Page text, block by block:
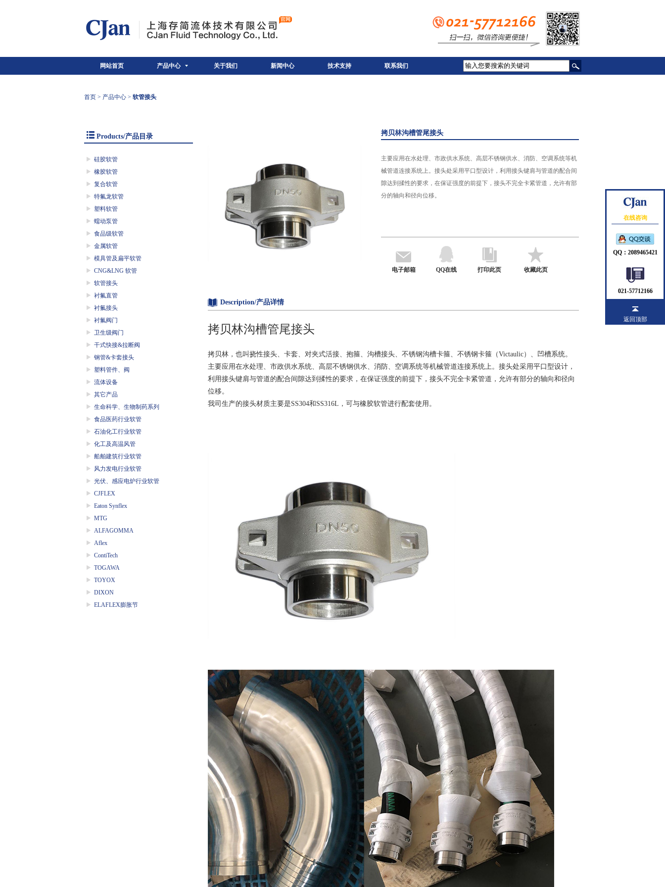
网站首页 产品中心 关于我们 新闻中心 技术支持 联系我们
首页> 产品中心> 软管接头
Products/产品目录
硅胶软管
橡胶软管
复合软管
特氟龙软管
塑料软管
蠕动泵管
食品级软管
金属软管
模具管及扁平软管
CNG&LNG 软管
软管接头
衬氟直管
衬氟接头
衬氟阀门
卫生级阀门
干式快接&拉断阀
钢管&卡套接头
塑料管件、阀
流体设备
其它产品
生命科学、生物制药系列
食品医药行业软管
石油化工行业软管
化工及高温风管
船舶建筑行业软管
风力发电行业软管
光伏、感应电炉行业软管
CJFLEX
Eaton Synflex
MTG
ALFAGOMMA
Aflex
ContiTech
TOGAWA
TOYOX
DIXON
ELAFLEX膨胀节
拷贝林沟槽管尾接头
主要应用在水处理、市政供水系统、高层不锈钢供水、消防、空调系统等机
械管道连接系统上。接头处采用平口型设计，利用接头键肩与管道的配合间
隙达到揉性的要求，在保证强度的前提下，接头不完全卡紧管道，允许有部
分的轴向和径向位移。
电子邮箱 QQ在线 打印此页 收藏此页
Description/产品详情
拷贝林沟槽管尾接头
拷贝林，也叫挠性接头、卡套、对夹式活接、抱箍、沟槽接头、不锈钢沟槽卡箍、不锈钢卡箍（Victaulic）、凹槽系统。
主要应用在水处理、市政供水系统、高层不锈钢供水、消防、空调系统等机械管道连接系统上。接头处采用平口型设计，
利用接头键肩与管道的配合间隙达到揉性的要求，在保证强度的前提下，接头不完全卡紧管道，允许有部分的轴向和径向
位移。
我司生产的接头材质主要是SS304和SS316L，可与橡胶软管进行配套使用。
在线咨询
QQ：2089465421
021-57712166
返回顶部